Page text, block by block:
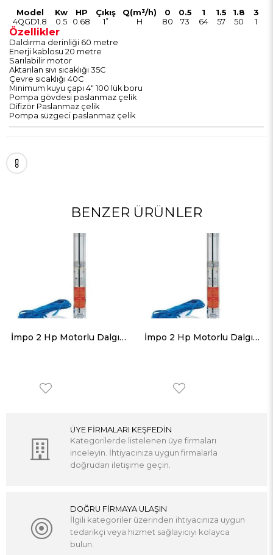
Model
Kw HP Çıkış Q(m³/h) 0 0.5 1 1.5 1.8
3
4QGD1.8
0.5 0.68 1” H 80 73 64 57 50 1
Özellikler
Daldırma derinliği 60 metre
Enerji kablosu 20 metre
Sarılabilir motor
Aktarılan sıvı sıcaklığı 35C
Çevre sıcaklığı 40C
Minimum kuyu çapı 4" 100 lük boru
Pompa gövdesi paslanmaz çelik
Difizör Paslanmaz çelik
Pompa süzgeci paslanmaz çelik
BENZER ÜRÜNLER
İmpo 2 Hp Motorlu Dalgıç Pompa 26 Metre Kablolu ve Panolu 78 mss 9 m³/h İmpo 2 Hp Motorlu Dalgıç Pompa 26 Metre Kablolu ve Panolu 119 mss 6 m³/h
ÜYE FİRMALARI KEŞFEDİN
Kategorilerde listelenen üye firmaları
inceleyin. İhtiyacınıza uygun firmalarla
doğrudan iletişime geçin.
DOĞRU FİRMAYA ULAŞIN
İlgili kategoriler üzerinden ihtiyacınıza uygun
tedarikçi veya hizmet sağlayıcıyı kolayca
bulun.